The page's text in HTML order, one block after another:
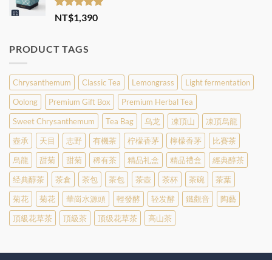
Rated 5.00
out of 5
NT$1,390
PRODUCT TAGS
Chrysanthemum Classic Tea Lemongrass
Light fermentation
Oolong
Premium Gift Box
Premium Herbal Tea
Sweet Chrysanthemum
Tea Bag 乌龙 凍頂山
凍頂烏龍
壺承
天目 志野 有機茶 柠檬香茅 檸檬香茅
比賽茶
烏龍
甜菊 甜菊 稀有茶 精品礼盒 精品禮盒
經典醇茶
经典醇茶
茶倉 茶包 茶包 茶壺 茶杯 茶碗
茶葉
菊花
菊花 華崗水源頭 輕發酵 轻发酵 鐵觀音
陶藝
頂級花草茶
頂級茶 顶级花草茶 高山茶